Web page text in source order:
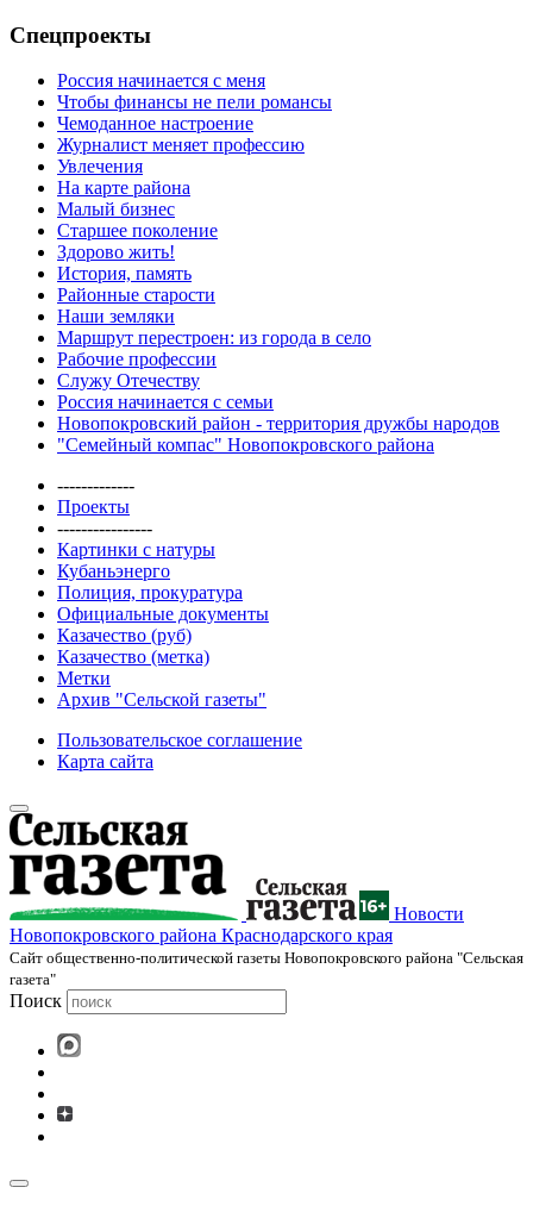
Спецпроекты
Россия начинается с меня
Чтобы финансы не пели романсы
Чемоданное настроение
Журналист меняет профессию
Увлечения
На карте района
Малый бизнес
Старшее поколение
Здорово жить!
История, память
Районные старости
Наши земляки
Маршрут перестроен: из города в село
Рабочие профессии
Служу Отечеству
Россия начинается с семьи
Новопокровский район - территория дружбы народов
"Семейный компас" Новопокровского района
-------------
Проекты
----------------
Картинки с натуры
Кубаньэнерго
Полиция, прокуратура
Официальные документы
Казачество (руб)
Казачество (метка)
Метки
Архив "Сельской газеты"
Пользовательское соглашение
Карта сайта
Новости
Новопокровского района Краснодарского края
Cайт общественно-политической газеты Новопокровского района "Сельская
газета"
Поиск